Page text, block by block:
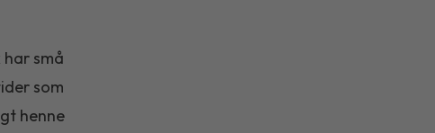
små
som
henne